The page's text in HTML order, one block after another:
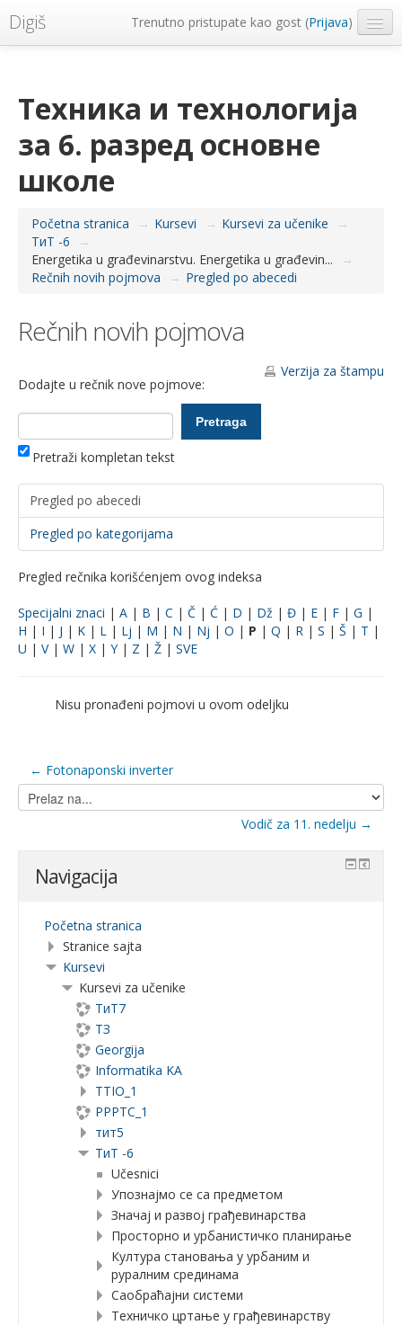
Digiš Trenutno pristupate kao gost (Prijava)
Техника и технологија
за 6. разред основне
школе
Početna stranica → Kursevi → Kursevi za učenike
→
ТиТ -6
→
Energetika u građevinarstvu. Energetika u građevin...
→
Rečnih novih pojmova
→ Pregled po abecedi
Rečnih novih pojmova
Verzija za štampu
Dodajte u rečnik nove pojmove:
Pretraži kompletan tekst
Pregled po abecedi
Pregled po kategorijama
Pregled rečnika korišćenjem ovog indeksa
Specijalni znaci | A | B | C | Č | Ć | D | Dž | Đ | E | F | G |
H | I | J | K | L | Lj | M | N | Nj | O | P | Q | R | S | Š | T |
U | V| W | X | Y| Z | Ž | SVE
Nisu pronađeni pojmovi u ovom odeljku
← Fotonaponski inverter
Prelaz
na...
Vodič za 11. nedelju →
Navigacija
Početna stranica
Stranice sajta
Kursevi
Kursevi za učenike
ТиТ7
ТЗ
Georgija
Informatika KA
TTIO_1
PPPTC_1
тит5
ТиТ -6
Učesnici
Упознајмо се са предметом
Значај и развој грађевинарства
Просторно и урбанистичко планирање
Култура становања у урбаним и
руралним срединама
Саобраћајни системи
Техничко цртање у грађевинарству